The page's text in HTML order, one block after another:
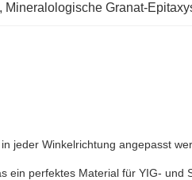
, Mineralologische Granat-
jeder Winkelrichtung angepasst
perfektes Material für YIG-